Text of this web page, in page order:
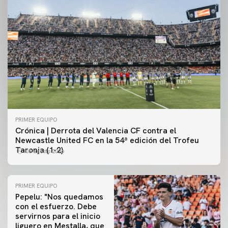
PRIMER EQUIPO
Crónica | Derrota del Valencia CF contra el
Newcastle United FC en la 54ª edición del Trofeu
Taronja (1-2)
08 agosto 2026
PRIMER EQUIPO
Pepelu: "Nos quedamos
con el esfuerzo. Debe
servirnos para el inicio
liguero en Mestalla, que
PRIMER EQUIPO